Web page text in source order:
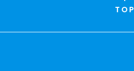
TOP